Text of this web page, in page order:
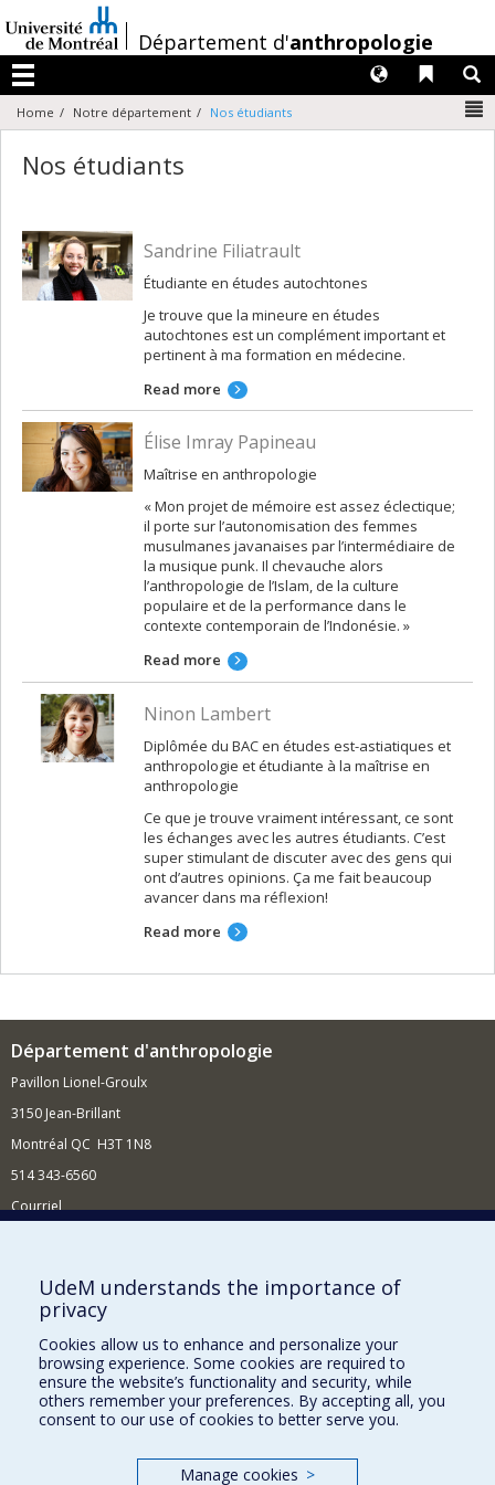
au
contenu
/Département d'anthropologie
Menu
Liens
Langues
Home Notre département Nos étudiants
Nos étudiants
Sandrine Filiatrault
Étudiante en études autochtones
Je trouve que la mineure en études
autochtones est un complément important et
pertinent à ma formation en médecine.
Read more
Élise Imray Papineau
Maîtrise en anthropologie
« Mon projet de mémoire est assez éclectique;
il porte sur l’autonomisation des femmes
musulmanes javanaises par l’intermédiaire de
la musique punk. Il chevauche alors
l’anthropologie de l’Islam, de la culture
populaire et de la performance dans le
contexte contemporain de l’Indonésie. »
Read more
Ninon Lambert
Diplômée du BAC en études est-astiatiques et
anthropologie et étudiante à la maîtrise en
anthropologie
Ce que je trouve vraiment intéressant, ce sont
les échanges avec les autres étudiants. C’est
super stimulant de discuter avec des gens qui
ont d’autres opinions. Ça me fait beaucoup
avancer dans ma réflexion!
Read more
Département d'anthropologie
Pavillon Lionel-Groulx
3150 Jean-Brillant
Montréal QC H3T 1N8
514 343-6560
Courriel
Comment soutenir le Département?
BESOIN D'AIDE?
Plan du site
Signaler une erreur
Accessibilité
UdeM understands the importance of
privacy
Cookies allow us to enhance and personalize your
browsing experience. Some cookies are required to
ensure the website’s functionality and security, while
others remember your preferences. By accepting all, you
consent to our use of cookies to better serve you.
Manage cookies >